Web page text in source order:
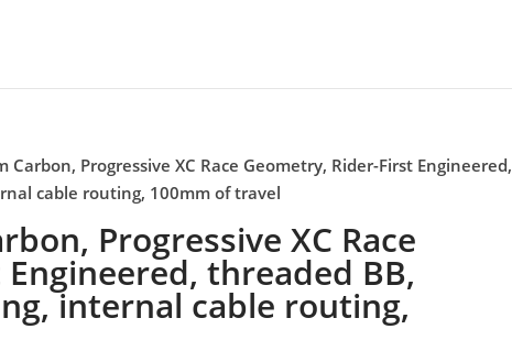
Progressive XC Race Geometry, Rider-First Engineered,
cable routing, 100mm of travel
Progressive XC Race
threaded BB,
internal cable routing,